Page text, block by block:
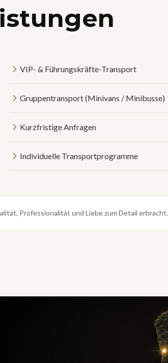
VIP- & Führungskräfte-Transport
Gruppentransport (Minivans / Minibusse)
Kurzfristige Anfragen
Individuelle Transportprogramme
Professionalität und Liebe zum Detail erbracht.